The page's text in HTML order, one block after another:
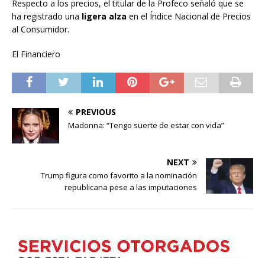
Respecto a los precios, el titular de la Profeco señaló que se
ha registrado una ligera alza en el Índice Nacional de Precios
al Consumidor.
El Financiero
PREVIOUS
Madonna: “Tengo suerte de estar con vida”
NEXT
Trump figura como favorito a la nominación
republicana pese a las imputaciones